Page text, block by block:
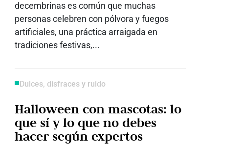
decembrinas es común que muchas
personas celebren con pólvora y fuegos
artificiales, una práctica arraigada en
tradiciones festivas,...
Dulces, disfraces y ruido
Halloween con mascotas: lo
que sí y lo que no debes
hacer según expertos